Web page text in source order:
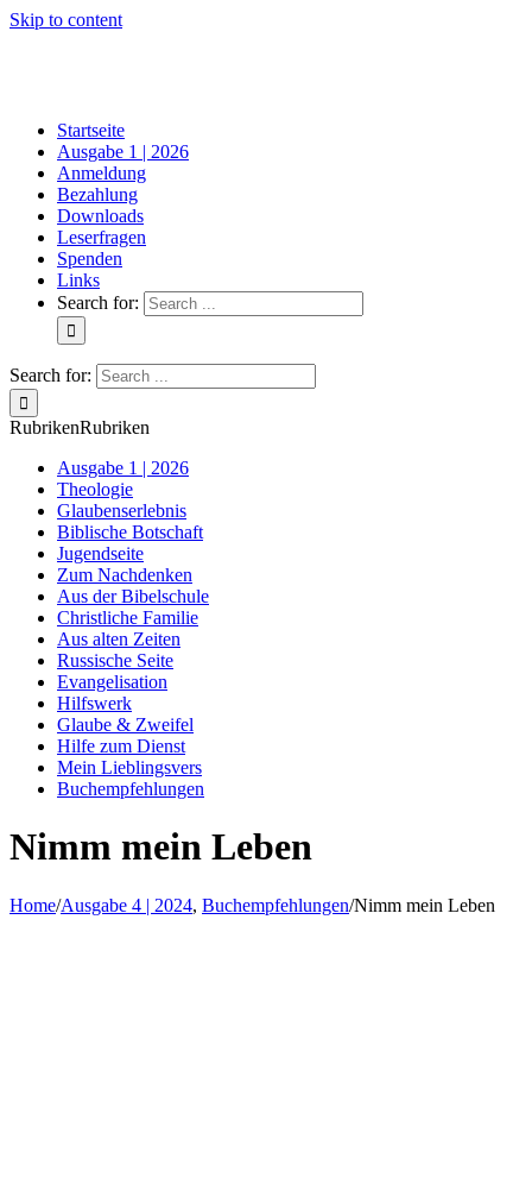
Skip to content
Startseite
Ausgabe 1 | 2026
Anmeldung
Bezahlung
Downloads
Leserfragen
Spenden
Links
Search for:
Search for:
RubrikenRubriken
Ausgabe 1 | 2026
Theologie
Glaubenserlebnis
Biblische Botschaft
Jugendseite
Zum Nachdenken
Aus der Bibelschule
Christliche Familie
Aus alten Zeiten
Russische Seite
Evangelisation
Hilfswerk
Glaube & Zweifel
Hilfe zum Dienst
Mein Lieblingsvers
Buchempfehlungen
Nimm mein Leben
Home/Ausgabe 4 | 2024, Buchempfehlungen/Nimm mein Leben